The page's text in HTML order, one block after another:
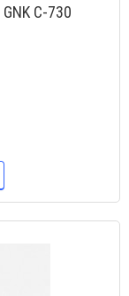
С-730